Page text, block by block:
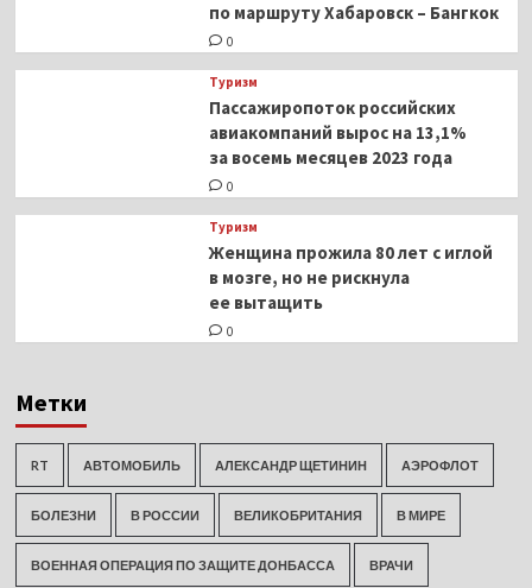
по маршруту Хабаровск – Бангкок
0
Туризм
Пассажиропоток российских
авиакомпаний вырос на 13,1%
за восемь месяцев 2023 года
0
Туризм
Женщина прожила 80 лет с иглой
в мозге, но не рискнула
ее вытащить
0
Метки
RT АВТОМОБИЛЬ АЛЕКСАНДР ЩЕТИНИН АЭРОФЛОТ
БОЛЕЗНИ В РОССИИ ВЕЛИКОБРИТАНИЯ В МИРЕ
ВОЕННАЯ ОПЕРАЦИЯ ПО ЗАЩИТЕ ДОНБАССА ВРАЧИ